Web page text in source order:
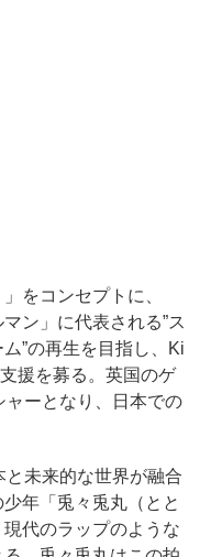
をコンセプトに、
ン」に代表される”ス
”の再生を目指し、Ki
援を募る。英国のゲ
ーとなり、日本での
未来的な世界が融合
年「兎々兎丸（とと
代のラップのような